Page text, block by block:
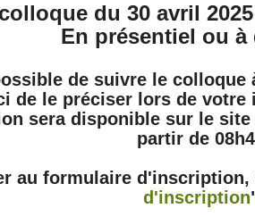
du 30 avril
En présentiel ou à
de suivre le colloque
de le préciser lors de
sera disponible sur le site
partir de
au formulaire
d'inscription